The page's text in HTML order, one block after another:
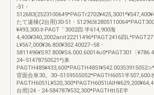
-51・
たて違棟(2台用)30-51・
¥493,300ネPAGT「3002四:半614,900海
4,400¥340,2002anit22211496*PAGT2416四
L¥567,000¥36.800¥302.40027--58・
5811496¥S97.800¥S6.000.60014υ0*PAGT301〔
24‐-51478750521*)来
背面合単30。30--5159555052*PAGTH6051半507,600
台用)24・24-584787¥532,300*PAGTHttSE半